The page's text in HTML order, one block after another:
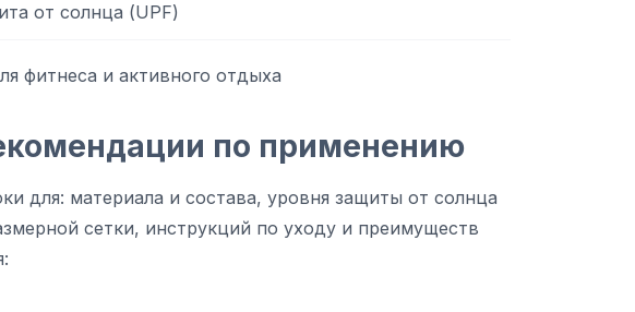
от солнца (UPF)
фитнеса и активного отдыха
по применению
для: материала и состава, уровня защиты от солнца
сетки, инструкций по уходу и преимуществ